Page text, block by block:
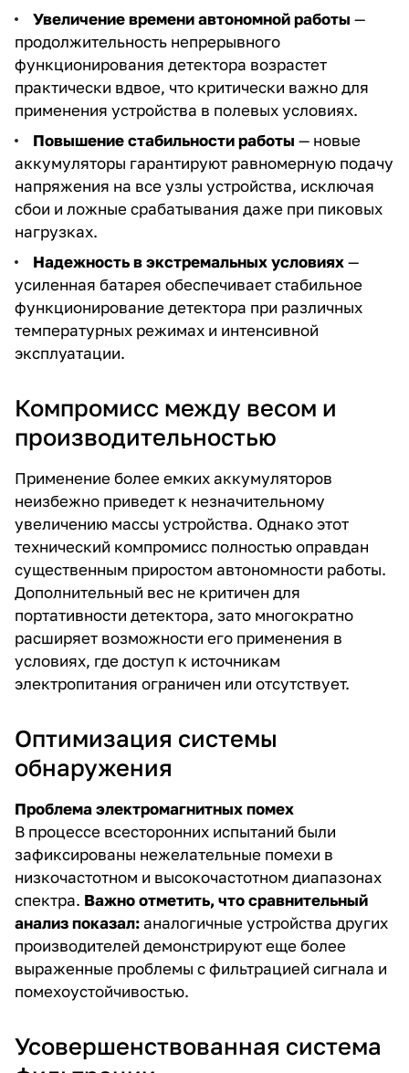
Увеличение времени автономной работы —
продолжительность непрерывного
функционирования детектора возрастет
практически вдвое, что критически важно для
применения устройства в полевых условиях.
Повышение стабильности работы — новые
аккумуляторы гарантируют равномерную подачу
напряжения на все узлы устройства, исключая
сбои и ложные срабатывания даже при пиковых
нагрузках.
Надежность в экстремальных условиях—
усиленная батарея обеспечивает стабильное
функционирование детектора при различных
температурных режимах и интенсивной
эксплуатации.
Компромисс между весом и
производительностью
Применение более емких аккумуляторов
неизбежно приведет к незначительному
увеличению массы устройства. Однако этот
технический компромисс полностью оправдан
существенным приростом автономности работы.
Дополнительный вес не критичен для
портативности детектора, зато многократно
расширяет возможности его применения в
условиях, где доступ к источникам
электропитания ограничен или отсутствует.
Оптимизация системы
обнаружения
Проблема электромагнитных помех
В процессе всесторонних испытаний были
зафиксированы нежелательные помехи в
низкочастотном и высокочастотном диапазонах
спектра. Важно отметить, что сравнительный
анализ показал:аналогичные устройства других
производителей демонстрируют еще более
выраженные проблемы с фильтрацией сигнала и
помехоустойчивостью.
Усовершенствованная система